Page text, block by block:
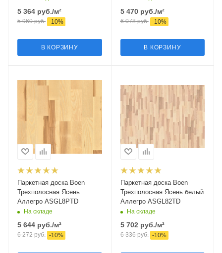
5 364 руб./м²
5 960руб. -10%
В КОРЗИНУ
5 470руб./м²
6 078руб. -10%
В КОРЗИНУ
Паркетная доска Boen
Трехполосная Ясень
Аллегро ASGL8PTD
На складе
5 644 руб./м²
6 272руб. -10%
Паркетная доска Boen
Трехполосная Ясень белый
Аллегро ASGL82TD
На складе
5 702 руб./м²
6 336руб. -10%